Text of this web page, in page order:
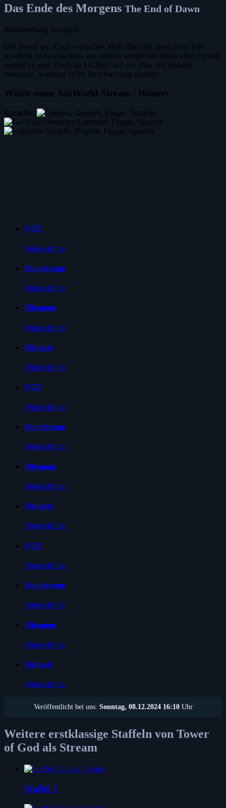
Das Ende des Morgens The End of Dawn
Beschreibung anzeigen
Die Teams um Khun versuchen Viole über den Item Shop aufs
Spielfeld zu beschwören, um endlich wieder mit ihrem alten Freund
vereint zu sein. Doch da tritt Beta auf den Plan und ersticht
Wangnan, während er die Beschwörung einleitet …
Wähle einen AniWorld Stream / Hoster:
Sprache:
VOE
Video öffnen
Doodstream
Video öffnen
Filemoon
Video öffnen
Vidmoly
Video öffnen
VOE
Video öffnen
Doodstream
Video öffnen
Filemoon
Video öffnen
Vidmoly
Video öffnen
VOE
Video öffnen
Doodstream
Video öffnen
Filemoon
Video öffnen
Vidmoly
Video öffnen
Veröffentlicht bei uns: Sonntag, 08.12.2024 16:10Uhr
Weitere erstklassige Staffeln von Tower
of God als Stream
Staffel 1